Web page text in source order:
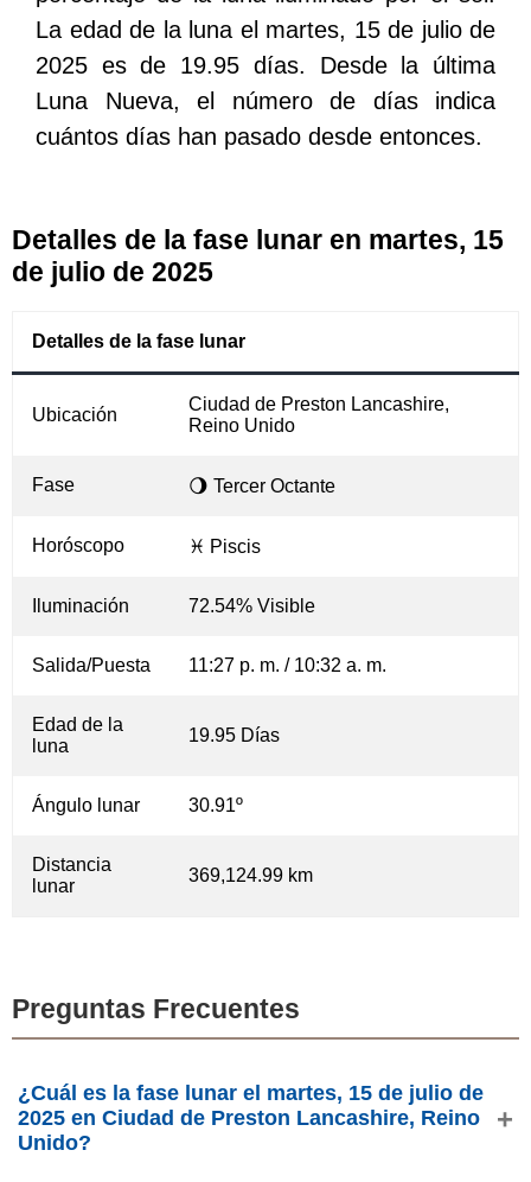
La edad de la luna el martes, 15 de julio de
2025 es de 19.95 días. Desde la última
Luna Nueva, el número de días indica
cuántos días han pasado desde entonces.
Detalles de la fase lunar en martes, 15
de julio de 2025
Detalles de la fase lunar
Ubicación
Ciudad de Preston Lancashire,
Reino Unido
Fase 🌖 Tercer Octante
Horóscopo ♓ Piscis
Iluminación 72.54% Visible
Salida/Puesta 11:27 p. m. / 10:32 a. m.
Edad de la
luna
19.95 Días
Ángulo lunar 30.91º
Distancia
lunar
369,124.99 km
Preguntas Frecuentes
¿Cuál es la fase lunar el martes, 15 de julio de
2025 en Ciudad de Preston Lancashire, Reino
Unido?